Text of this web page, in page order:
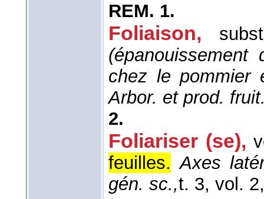
REM. 1.
Foliaison,
chez le pommier
Arbor. et prod.
2.
Foliariser (se),
feuilles. Axes
gén. sc.,t. 3, vol. 2